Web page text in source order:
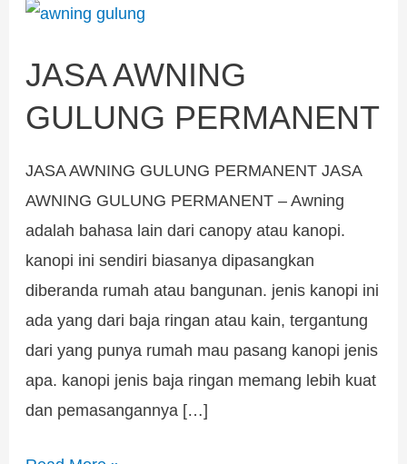
JASA AWNING
GULUNG PERMANENT
JASA AWNING GULUNG PERMANENT JASA
AWNING GULUNG PERMANENT – Awning
adalah bahasa lain dari canopy atau kanopi.
kanopi ini sendiri biasanya dipasangkan
diberanda rumah atau bangunan. jenis kanopi ini
ada yang dari baja ringan atau kain, tergantung
dari yang punya rumah mau pasang kanopi jenis
apa. kanopi jenis baja ringan memang lebih kuat
dan pemasangannya […]
JASA
GULUNG